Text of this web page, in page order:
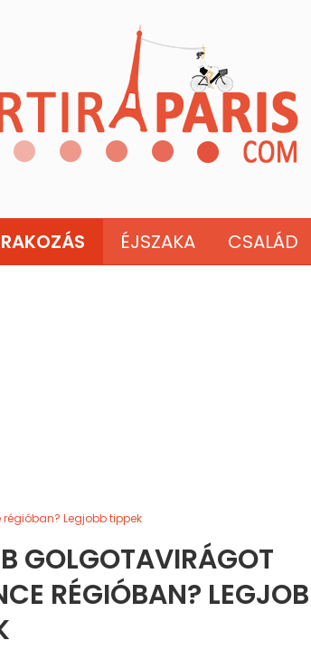
ÉJSZAKA CSALÁD
Legjobb tippek
GOLGOTAVIRÁGOT
RÉGIÓBAN?